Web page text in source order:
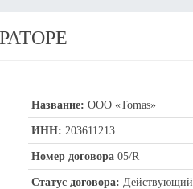
Название: ООО «Tomas»
ИНН: 203611213
Номер договора05/R
Статус договора: Действующий